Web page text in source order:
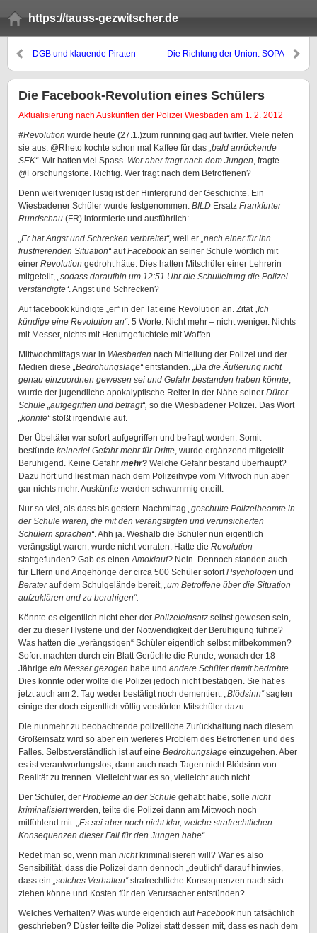
https://tauss-gezwitscher.de
DGB und klauende Piraten Die Richtung der Union: SOPA
Die Facebook-Revolution eines Schülers
Aktualisierung nach Auskünften der Polizei Wiesbaden am 1. 2. 2012
#Revolution wurde heute (27.1.)zum running gag auf twitter. Viele riefen
sie aus. @Rheto kochte schon mal Kaffee für das „bald anrückende
SEK“. Wir hatten viel Spass. Wer aber fragt nach dem Jungen, fragte
@Forschungstorte. Richtig. Wer fragt nach dem Betroffenen?
Denn weit weniger lustig ist der Hintergrund der Geschichte. Ein
Wiesbadener Schüler wurde festgenommen. BILD Ersatz Frankfurter
Rundschau (FR) informierte und ausführlich:
„Er hat Angst und Schrecken verbreitet“, weil er „nach einer für ihn
frustrierenden Situation“aufFacebookan seiner Schule wörtlich mit
einer Revolution gedroht hätte. Dies hatten Mitschüler einer Lehrerin
mitgeteilt, „sodass daraufhin um 12:51 Uhr die Schulleitung die Polizei
verständigte“. Angst und Schrecken?
Auf facebook kündigte „er“ in der Tat eine Revolution an. Zitat„Ich
kündige eine Revolution an“. 5 Worte. Nicht mehr – nicht weniger. Nichts
mit Messer, nichts mit Herumgefuchtele mit Waffen.
Mittwochmittags war in Wiesbaden nach Mitteilung der Polizei und der
Medien diese „Bedrohungslage“entstanden. „Da die Äußerung nicht
genau einzuordnen gewesen sei und Gefahr bestanden haben könnte,
wurde der jugendliche apokalyptische Reiter in der Nähe seiner Dürer-
Schule „aufgegriffen und befragt“, so die Wiesbadener Polizei. Das Wort
„könnte“stößt irgendwie auf.
Der Übeltäter war sofort aufgegriffen und befragt worden. Somit
bestünde keinerlei Gefahr mehr für Dritte, wurde ergänzend mitgeteilt.
Beruhigend. Keine Gefahr mehr? Welche Gefahr bestand überhaupt?
Dazu hört und liest man nach dem Polizeihype vom Mittwoch nun aber
gar nichts mehr. Auskünfte werden schwammig erteilt.
Nur so viel, als dass bis gestern Nachmittag „geschulte Polizeibeamte in
der Schule waren, die mit den verängstigten und verunsicherten
Schülern sprachen“. Ahh ja. Weshalb die Schüler nun eigentlich
verängstigt waren, wurde nicht verraten. Hatte die Revolution
stattgefunden? Gab es einenAmoklauf? Nein. Dennoch standen auch
für Eltern und Angehörige der circa 500 Schüler sofortPsychologen und
Beraterauf dem Schulgelände bereit, „um Betroffene über die Situation
aufzuklären und zu beruhigen“.
Könnte es eigentlich nicht eher der Polizeieinsatz selbst gewesen sein,
der zu dieser Hysterie und der Notwendigkeit der Beruhigung führte?
Was hatten die „verängstigen“ Schüler eigentlich selbst mitbekommen?
Sofort machten durch ein Blatt Gerüchte die Runde, wonach der 18-
Jährige ein Messer gezogen habe und andere Schüler damit bedrohte.
Dies konnte oder wollte die Polizei jedoch nicht bestätigen. Sie hat es
jetzt auch am 2. Tag weder bestätigt noch dementiert. „Blödsinn“sagten
einige der doch eigentlich völlig verstörten Mitschüler dazu.
Die nunmehr zu beobachtende polizeiliche Zurückhaltung nach diesem
Großeinsatz wird so aber ein weiteres Problem des Betroffenen und des
Falles. Selbstverständlich ist auf eine Bedrohungslage einzugehen. Aber
es ist verantwortungslos, dann auch nach Tagen nicht Blödsinn von
Realität zu trennen. Vielleicht war es so, vielleicht auch nicht.
Der Schüler, der Probleme an der Schule gehabt habe, solle nicht
kriminalisiertwerden, teilte die Polizei dann am Mittwoch noch
mitfühlend mit. „Es sei aber noch nicht klar, welche strafrechtlichen
Konsequenzen dieser Fall für den Jungen habe“.
Redet man so, wenn man nicht kriminalisieren will? War es also
Sensibilität, dass die Polizei dann dennoch „deutlich“ darauf hinwies,
dass ein „solches Verhalten“strafrechtliche Konsequenzen nach sich
ziehen könne und Kosten für den Verursacher entstünden?
Welches Verhalten? Was wurde eigentlich aufFacebooknun tatsächlich
geschrieben? Düster teilte die Polizei statt dessen mit, dass es nach dem